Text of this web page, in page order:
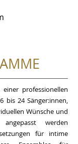
professionellen
bis 24 Sänger:innen,
Wünsche und
angepasst werden
für intime